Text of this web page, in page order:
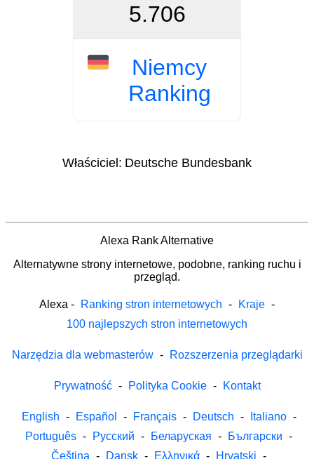
5.706
Niemcy
Ranking
Właściciel: Deutsche Bundesbank
Alexa Rank Alternative
Alternatywne strony internetowe, podobne, ranking ruchu i
przegląd.
Alexa - Ranking stron internetowych - Kraje -
100 najlepszych stron internetowych
Narzędzia dla webmasterów - Rozszerzenia przeglądarki
Prywatność - Polityka Cookie - Kontakt
English - Español - Français - Deutsch - Italiano -
Português - Русский - Беларуская - Български -
Čeština - Dansk - Ελληνικά - Hrvatski -